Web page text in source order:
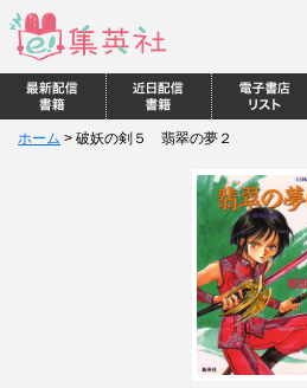
ホーム > 破妖の剣５ 翡翠の夢２